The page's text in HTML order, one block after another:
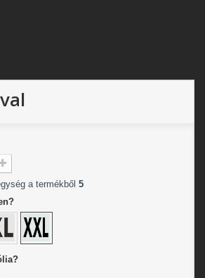
a termékből 5